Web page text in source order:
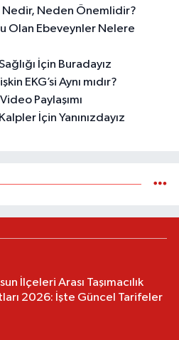
Neden Önemlidir?
Olan Ebeveynler Nelere
İçin Buradayız
EKG’si Aynı mıdır?
Paylaşımı
İçin Yanınızdayız
İlçeleri Arası Taşımacılık
2026: İşte Güncel Tarifeler